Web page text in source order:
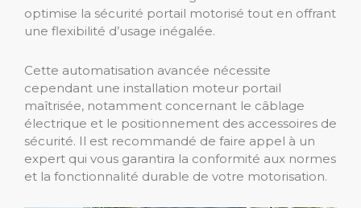
optimise la sécurité portail motorisé tout en offrant
une flexibilité d’usage inégalée.
Cette automatisation avancée nécessite
cependant une installation moteur portail
maîtrisée, notamment concernant le câblage
électrique et le positionnement des accessoires de
sécurité. Il est recommandé de faire appel à un
expert qui vous garantira la conformité aux normes
et la fonctionnalité durable de votre motorisation.